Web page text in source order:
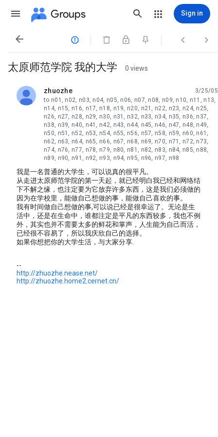
Groups Sign in
   
太原师范学院 我的大学 0 views
zhuozhe
unread,
3/25/05
to n01, n02, n03, n04, n05, n06, n07, n08, n09, n10, n11, n13,
n14, n15, n16, n17, n18, n19, n20, n21, n22, n23, n24, n25,
n26, n27, n28, n29, n30, n31, n32, n33, n34, n35, n36, n37,
n38, n39, n40, n41, n42, n43, n44, n45, n46, n47, n48, n49,
n50, n51, n52, n53, n54, n55, n56, n57, n58, n59, n60, n61,
n62, n63, n64, n65, n66, n67, n68, n69, n70, n71, n72, n73,
n74, n76, n77, n78, n79, n80, n81, n82, n83, n84, n85, n88,
n89, n90, n91, n92, n93, n94, n95, n96, n97, n98
我是一名普通的大学生，可以说真的很平凡。
从走进太原师范学院的第一天起，就已经明白我已经和网络结
下不解之缘，也注定要为它放弃许多东西，这是我们必须做的
因为在学校里，能做自己想做的事，能做自己喜欢的事。
我有时间做自己想做的事,可以说已经是很幸运了。无论是生
活中，还是在生命中，谁都注定是平凡的东西较多，我也不例
外，其实也并不需要太多的鲜花和掌声，人生能为自己而活，
已经很不容易了，所以我庆欣自己的选择。
如果你想把你的大学生活，与大家分享.
--
http://zhuozhe.nease.net/
http://zhuozhe.home2.cernet.cn/